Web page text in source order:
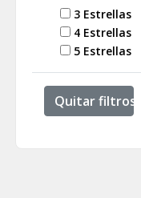
3 Estrellas
4 Estrellas
5 Estrellas
Quitar filtros